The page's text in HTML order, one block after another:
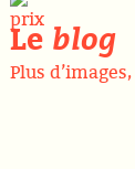
Leblog
Plus